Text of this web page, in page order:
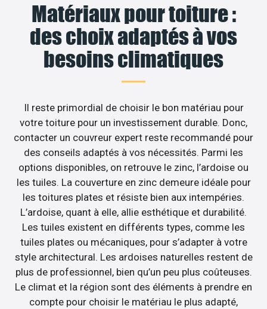
Matériaux pour toiture :
des choix adaptés à vos
besoins climatiques
Il reste primordial de choisir le bon matériau pour
votre toiture pour un investissement durable. Donc,
contacter un couvreur expert reste recommandé pour
des conseils adaptés à vos nécessités. Parmi les
options disponibles, on retrouve le zinc, l’ardoise ou
les tuiles. La couverture en zinc demeure idéale pour
les toitures plates et résiste bien aux intempéries.
L’ardoise, quant à elle, allie esthétique et durabilité.
Les tuiles existent en différents types, comme les
tuiles plates ou mécaniques, pour s’adapter à votre
style architectural. Les ardoises naturelles restent de
plus de professionnel, bien qu’un peu plus coûteuses.
Le climat et la région sont des éléments à prendre en
compte pour choisir le matériau le plus adapté,